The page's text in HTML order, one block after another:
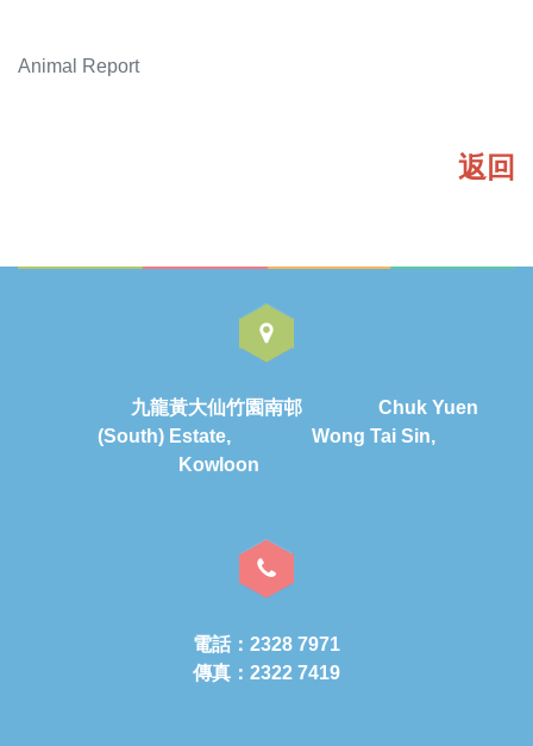
Animal Report
返回
九龍黃大仙竹園南邨 Chuk Yuen
(South) Estate, Wong Tai Sin,
Kowloon
電話：2328 7971
傳真：2322 7419